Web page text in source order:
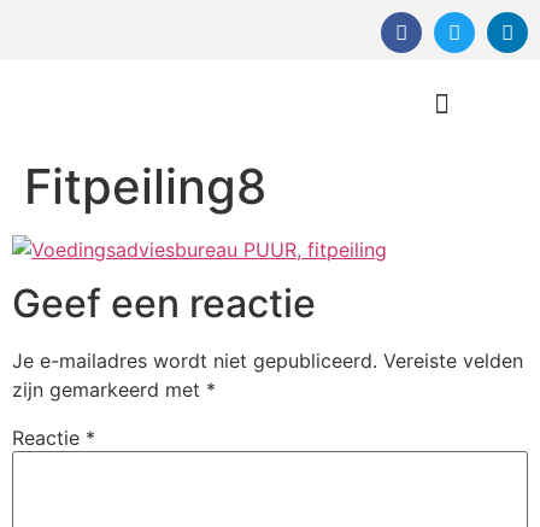
Fitpeiling8
Geef een reactie
Je e-mailadres wordt niet gepubliceerd. Vereiste velden
zijn gemarkeerd met *
Reactie *